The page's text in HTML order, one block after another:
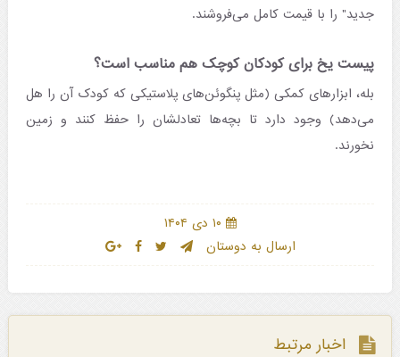
جدید" را با قیمت کامل می‌فروشند.
پیست یخ برای کودکان کوچک هم مناسب است؟
بله، ابزارهای کمکی (مثل پنگوئن‌های پلاستیکی که کودک آن را هل
می‌دهد) وجود دارد تا بچه‌ها تعادلشان را حفظ کنند و زمین
نخورند.
۱۰ دی ۱۴۰۴
ارسال به دوستان
اخبار مرتبط